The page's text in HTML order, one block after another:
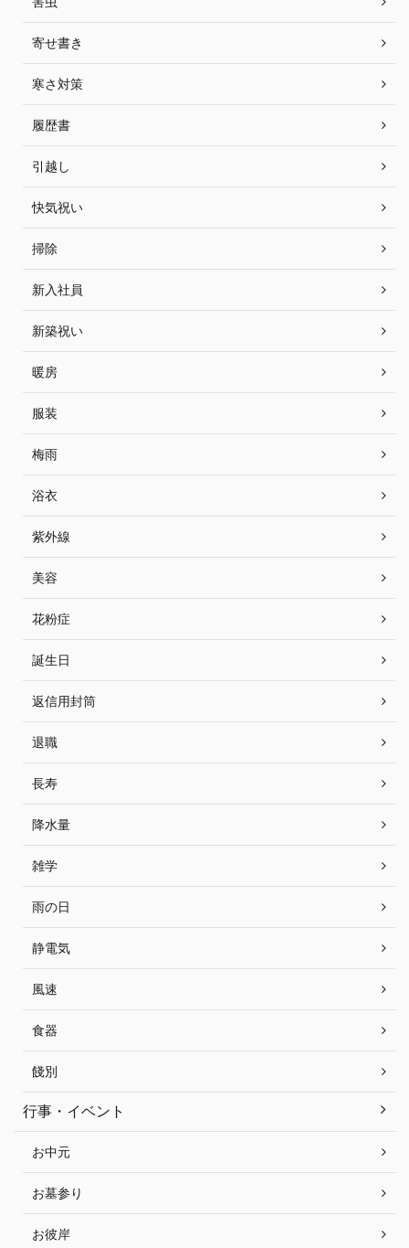
寄せ書き
寒さ対策
履歴書
引越し
快気祝い
掃除
新入社員
新築祝い
暖房
服装
梅雨
浴衣
紫外線
美容
花粉症
誕生日
返信用封筒
退職
長寿
降水量
雑学
雨の日
静電気
風速
食器
餞別
行事・イベント
お中元
お墓参り
お彼岸